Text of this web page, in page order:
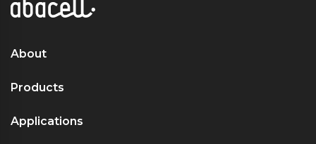
About
Products
Applications